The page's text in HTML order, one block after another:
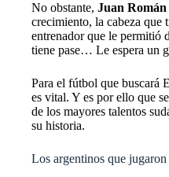
No obstante, Juan
crecimiento, la cabeza que
entrenador que le permitió
tiene pase… Le espera un
Para el fútbol que buscará
es vital. Y es por ello que
de los mayores talentos
su historia.
Los argentinos que jugaron